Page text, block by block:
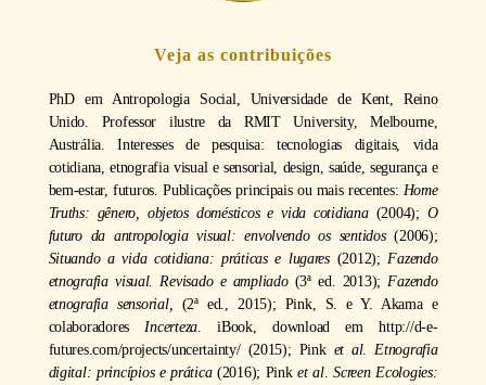
Veja as contribuições
PhD em Antropologia Social, Universidade de Kent, Reino
Unido. Professor ilustre da RMIT University, Melbourne,
Austrália. Interesses de pesquisa: tecnologias digitais, vida
cotidiana, etnografia visual e sensorial, design, saúde, segurança e
bem-estar, futuros. Publicações principais ou mais recentes: Home
Truths: gênero, objetos domésticos e vida cotidiana(2004); O
futuro da antropologia visual: envolvendo os sentidos(2006);
Situando a vida cotidiana: práticas e lugares (2012); Fazendo
etnografia visual. Revisado e ampliado(3ª ed. 2013); Fazendo
etnografia sensorial,
(2ª ed., 2015); Pink, S. e Y. Akama e
colaboradores Incerteza . iBook, download em http://d-e-
futures.com/projects/uncertainty/ (2015); Pink et al. Etnografia
digital: princípios e prática(2016); Pinket al.Screen Ecologies: